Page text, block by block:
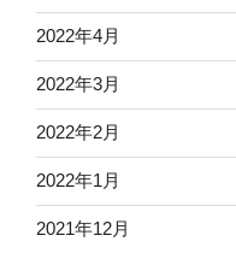
2022年4月
2022年3月
2022年2月
2022年1月
2021年12月